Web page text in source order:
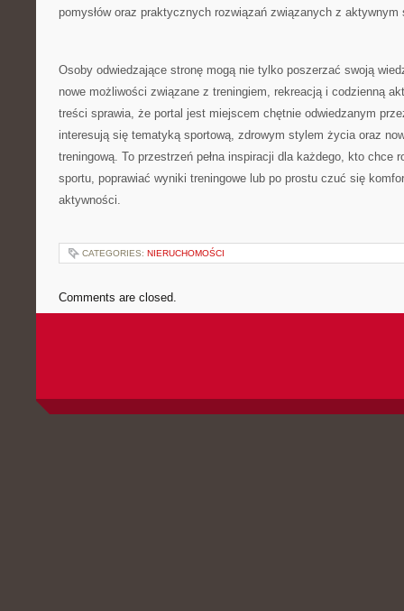
pomysłów oraz praktycznych rozwiązań związanych z
Osoby odwiedzające stronę mogą nie tylko poszerzać swoją
nowe możliwości związane z treningiem, rekreacją i codzienną
treści sprawia, że portal jest miejscem chętnie odwiedzanym
interesują się tematyką sportową, zdrowym stylem życia oraz
treningową. To przestrzeń pełna inspiracji dla każdego, kto chce
sportu, poprawiać wyniki treningowe lub po prostu czuć się
aktywności.
CATEGORIES: NIERUCHOMOŚCI
Comments are closed.